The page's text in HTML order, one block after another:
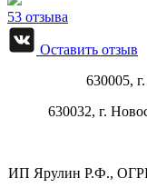
53 отзыва
Оставить отзыв
630005, г.
630032, г.
ИП Ярулин Р.Ф.,